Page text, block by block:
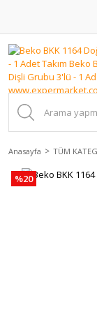
Anasayfa TÜM
%20